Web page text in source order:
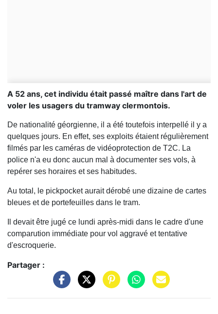
A 52 ans, cet individu était passé maître dans l'art de
voler les usagers du tramway clermontois.
De nationalité géorgienne, il a été toutefois interpellé il y a
quelques jours. En effet, ses exploits étaient régulièrement
filmés par les caméras de vidéoprotection de T2C. La
police n'a eu donc aucun mal à documenter ses vols, à
repérer ses horaires et ses habitudes.
Au total, le pickpocket aurait dérobé une dizaine de cartes
bleues et de portefeuilles dans le tram.
Il devait être jugé ce lundi après-midi dans le cadre d'une
comparution immédiate pour vol aggravé et tentative
d'escroquerie.
Partager :